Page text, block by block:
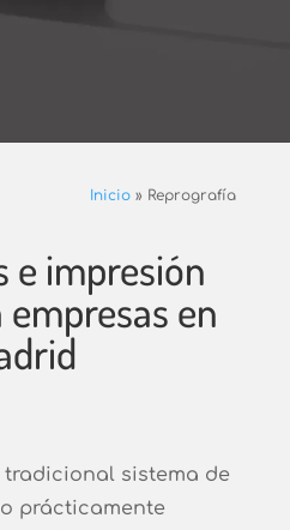
Inicio » Reprografía
e impresión
en
sistema de
prácticamente